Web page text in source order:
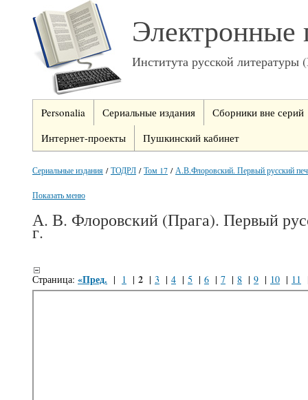
Электронные
Института русской
Personalia Сериальные издания
Сборники вне серий
Интернет-проекты
Пушкинский кабинет
Сериальные издания /ТОДРЛ /Том 17 / А.В.Флоровский. Первый русский
Показать меню
А. В. Флоровский (Прага). Первый
г.
Страница: «Пред. | 1 | 2 | 3 | 4 | 5 | 6 | 7 | 8 | 9 | 10 | 11